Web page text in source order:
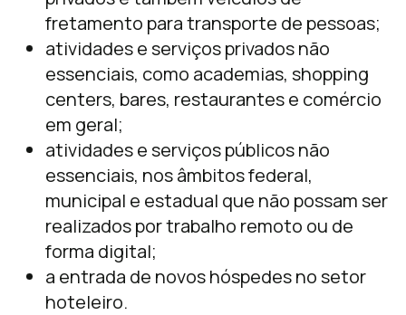
fretamento para transporte de pessoas;
atividades e serviços privados não
essenciais, como academias, shopping
centers, bares, restaurantes e comércio
em geral;
atividades e serviços públicos não
essenciais, nos âmbitos federal,
municipal e estadual que não possam ser
realizados por trabalho remoto ou de
forma digital;
a entrada de novos hóspedes no setor
hoteleiro.